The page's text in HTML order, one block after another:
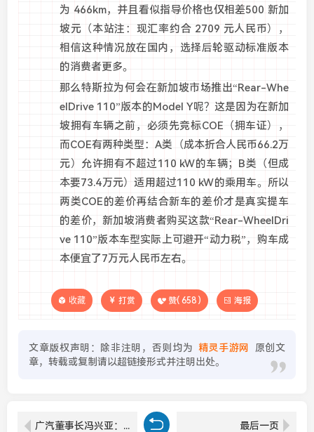
为 466km，并且看似指导价格也仅相差500 新加
坡元（本站注：现汇率约合 2709 元人民币），
相信这种情况放在国内，选择后轮驱动标准版本
的消费者更多。
那么特斯拉为何会在新加坡市场推出“Rear-Whe
elDrive 110”版本的Model Y呢？这是因为在新加
坡拥有车辆之前，必须先竞标COE（拥车证），
而COE有两种类型：A类（成本折合人民币66.2万
元）允许拥有不超过110 kW的车辆；B类（但成
本要73.4万元）适用超过110 kW的乘用车。所以
两类COE的差价再结合新车的差价才是真实提车
的差价，新加坡消费者购买这款“Rear-WheelDri
ve 110”版本车型实际上可避开“动力税”，购车成
本便宜了7万元人民币左右。
收藏 打赏 赞( 658 ) 海报
文章版权声明：除非注明，否则均为 精灵手游网
原创文
章，转载或复制请以超链接形式并注明出处。
广汽董事长冯兴亚：华望项目面向 30 万级市场，产品定义由华为主导 最后一页